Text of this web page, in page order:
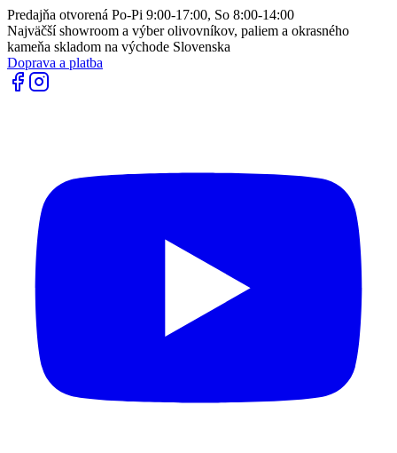
Predajňa otvorená Po-Pi 9:00-17:00, So 8:00-14:00
Najväčší showroom a výber olivovníkov, paliem a okrasného
kameňa skladom na východe Slovenska
Doprava a platba